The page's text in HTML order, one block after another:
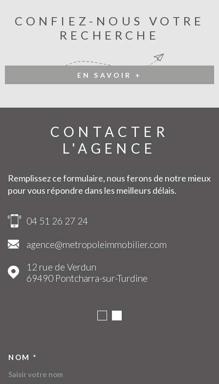
CONFIEZ-NOUS VOTRE
RECHERCHE
EN SAVOIR +
CONTACTER
L'AGENCE
Remplissez ce formulaire, nous ferons de notre mieux
pour vous répondre dans les meilleurs délais.
04 51 26 27 24
agence@metropoleimmobilier.com
12 rue de Verdun
69490
Pontcharra-sur-Turdine
NOM *